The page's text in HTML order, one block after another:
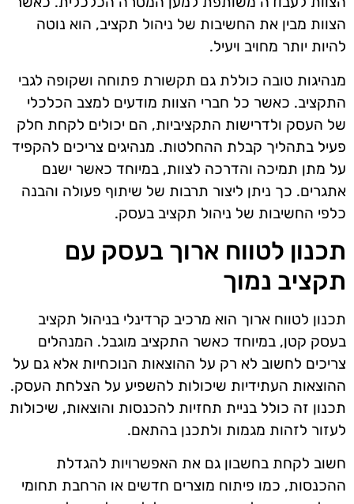
הצוות מבין את החשיבות של ניהול תקציב, הוא נוטה
להיות יותר מחויב ויעיל.
מנהיגות טובה כוללת גם תקשורת פתוחה ושקופה לגבי
התקציב. כאשר כל חברי הצוות מודעים למצב הכלכלי
של העסק ולדרישות התקציביות, הם יכולים לקחת חלק
פעיל בתהליך קבלת ההחלטות. מנהיגים צריכים להקפיד
על מתן תמיכה והדרכה לצוות, במיוחד כאשר ישנם
אתגרים. כך ניתן ליצור תרבות של שיתוף פעולה והבנה
כלפי החשיבות של ניהול תקציב בעסק.
תכנון לטווח ארוך בעסק עם
תקציב נמוך
תכנון לטווח ארוך הוא מרכיב קרדינלי בניהול תקציב
בעסק קטן, במיוחד כאשר התקציב מוגבל. המנהלים
צריכים לחשוב לא רק על ההוצאות הנוכחיות אלא גם על
ההוצאות העתידיות שיכולות להשפיע על הצלחת העסק.
תכנון זה כולל בניית תחזיות להכנסות והוצאות, שיכולות
לעזור לזהות מגמות ולתכנן בהתאם.
חשוב לקחת בחשבון גם את האפשרויות להגדלת
ההכנסות, כמו פיתוח מוצרים חדשים או הרחבת תחומי